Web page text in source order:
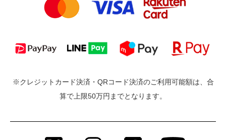
※クレジットカード決済・QRコード決済のご利用可能額は、合
算で上限50万円までとなります。